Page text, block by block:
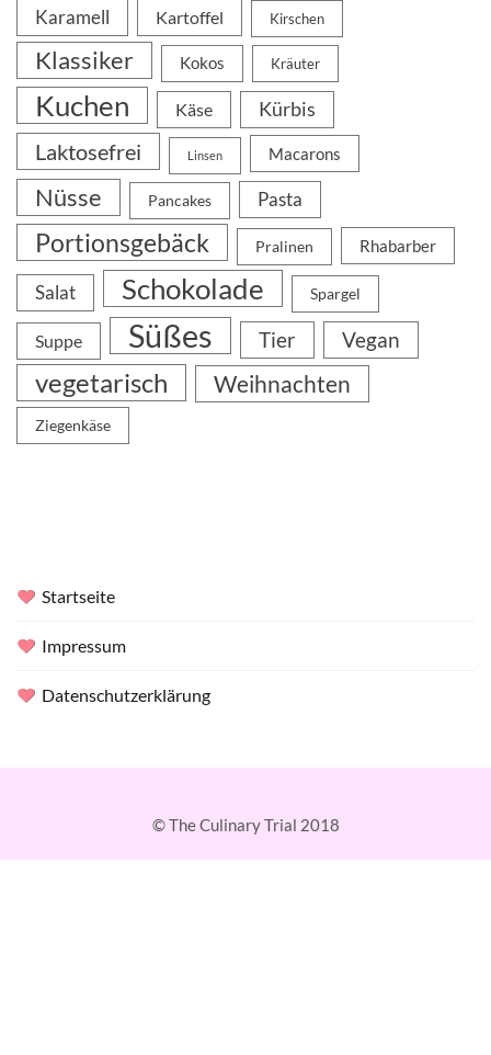
Karamell Kartoffel Kirschen
Klassiker Kokos Kräuter
Kuchen Käse Kürbis
Laktosefrei Linsen Macarons
Nüsse Pancakes Pasta
Portionsgebäck Pralinen Rhabarber
Salat Schokolade Spargel
Suppe Süßes Tier Vegan
vegetarisch Weihnachten
Ziegenkäse
Startseite
Impressum
Datenschutzerklärung
© The Culinary Trial 2018